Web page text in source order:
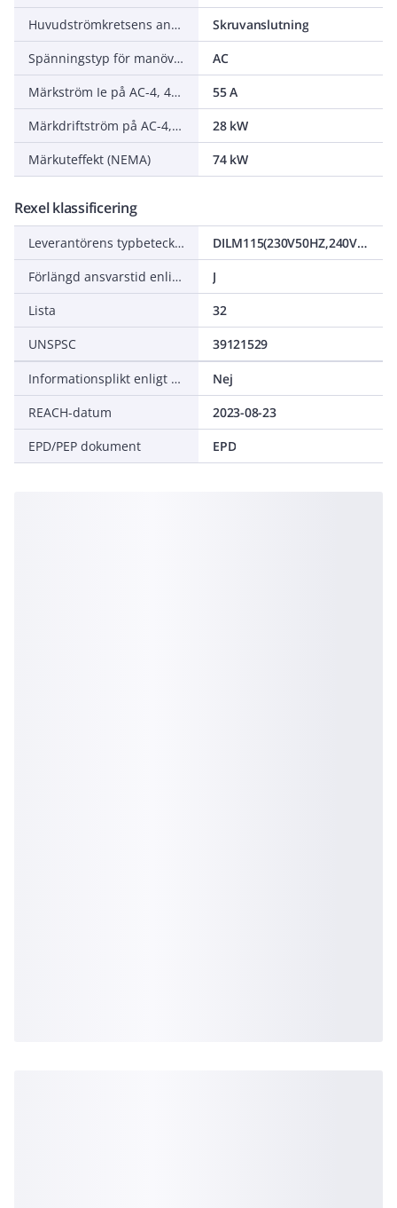
Huvudströmkretsens anslutningssätt
Skruvanslutning
Spänningstyp för manöver
AC
Märkström Ie på AC-4, 400 V
55 A
Märkdriftström på AC-4, 400 V
28 kW
Märkuteffekt (NEMA)
74 kW
Rexel klassificering
Leverantörens typbeteckning
DILM115(230V50HZ,240V60HZ
Förlängd ansvarstid enligt ALEM-09
J
Lista
32
UNSPSC
39121529
Informationsplikt enligt REACH
Nej
REACH-datum
2023-08-23
EPD/PEP dokument
EPD